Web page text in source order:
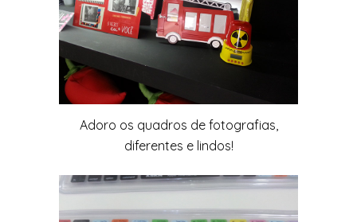
Adoro os quadros de fotografias,
diferentes e lindos!